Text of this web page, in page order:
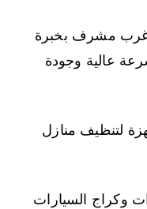
مشرف بخبرة
عالية وجودة
لتنظيف منازل
السيارات